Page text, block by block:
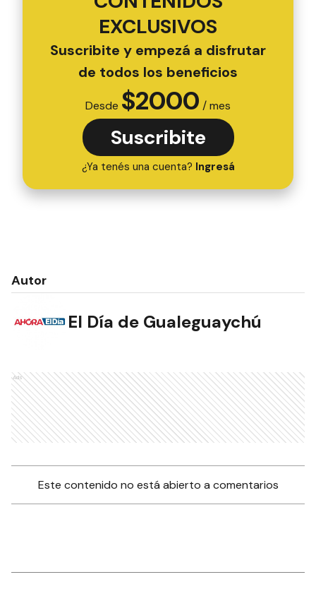
EXCLUSIVOS
Suscribite y empezá a disfrutar
de todos los beneficios
Desde $2000 / mes
Suscribite
¿Ya tenés una cuenta? Ingresá
Autor
El Día de Gualeguaychú
Ads
Este contenido no está abierto a comentarios